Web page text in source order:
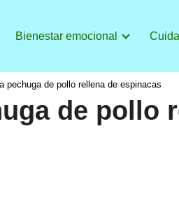
Bienestar emocional
pechuga de pollo rellena de espinacas
de pollo